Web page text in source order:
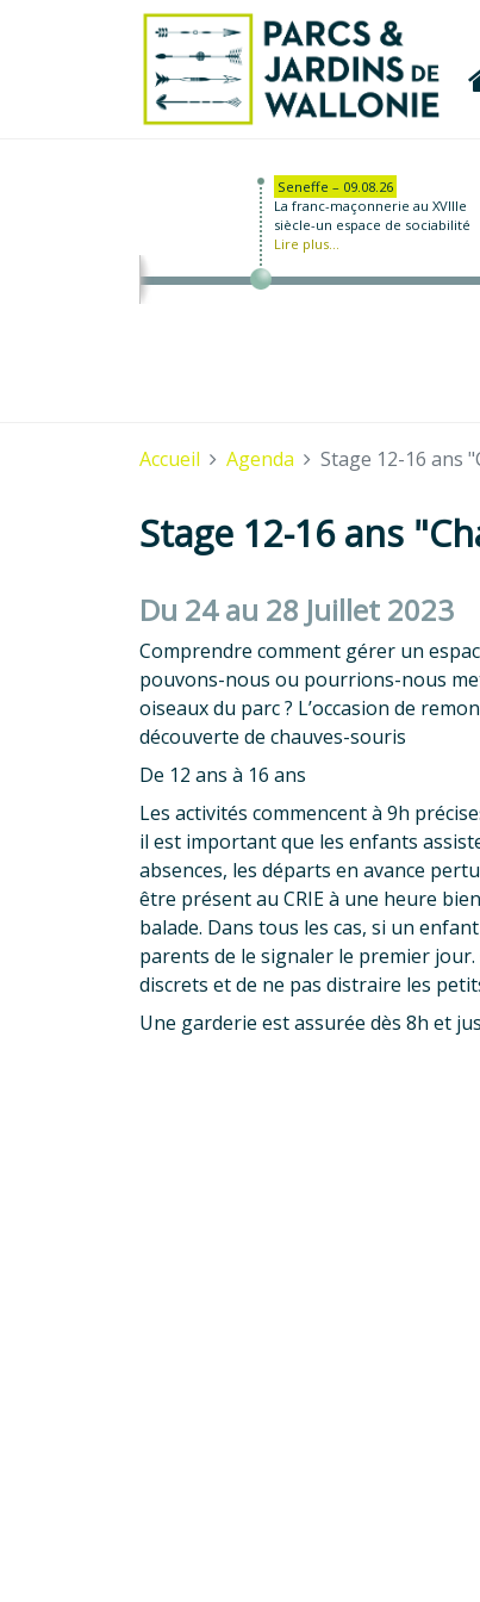
Seneffe – 09.08.26
La franc-maçonnerie au XVIIIe
siècle-un espace de sociabilité
Lire plus...
Accueil Agenda Stage 12-16 ans
Stage 12-16 ans
Du 24 au 28 Juillet 2023
Comprendre comment gérer un
pouvons-nous ou pourrions-nous
oiseaux du parc ? L’occasion de
découverte de chauves-souris
De 12 ans à 16 ans
Les activités commencent à 9h
il est important que les enfants
absences, les départs en avance
être présent au CRIE à une heure
balade. Dans tous les cas, si un
parents de le signaler le premier
discrets et de ne pas distraire les
Une garderie est assurée dès 8h et